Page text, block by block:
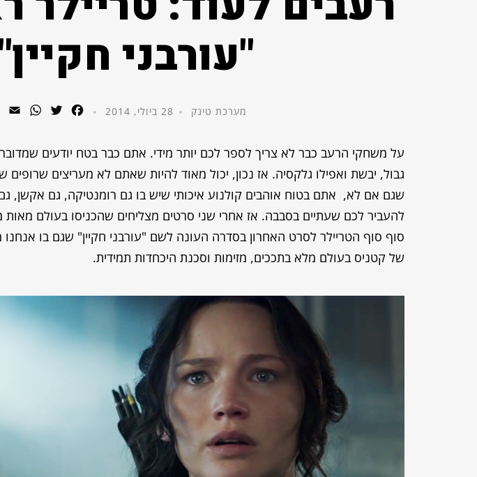
"עורבני
מערכת טינק 28 ביולי, 2014 Facebook
Twitter
על משחקי הרעב כבר לא צריך לספר לכם יותר מידי. אתם כבר בטח יודעים
גבול, יבשת ואפילו גלקסיה. אז נכון, יכול מאוד להיות שאתם לא מעריצים
שגם אם לא, אתם בטוח אוהבים קולנוע איכותי שיש בו גם רומנטיקה, גם אקשן,
להעביר לכם שעתיים בסבבה. אז אחרי שני סרטים מצליחים שהכניסו בעולם מאות
סוף סוף הטריילר לסרט האחרון בסדרה העונה לשם "עורבני חקיין" שגם בו
של קטניס בעולם מלא בתככים, מזימות וסכנת היכחדות תמידית.